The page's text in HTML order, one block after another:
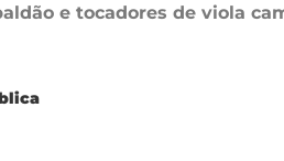
e tocadores de viola